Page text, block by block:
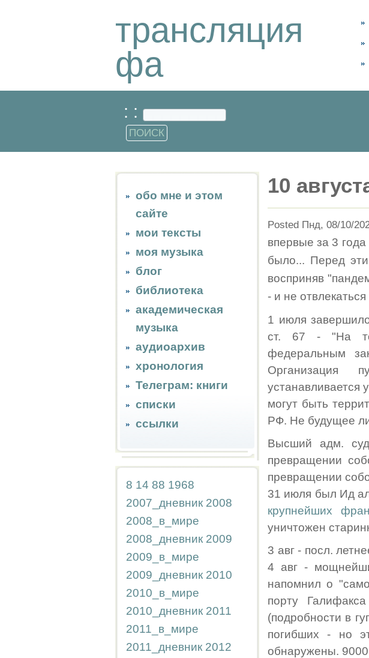
трансляция
фа
: :
обо мне и этом
сайте
мои тексты
моя музыка
блог
библиотека
академическая
музыка
аудиоархив
хронология
Телеграм: книги
списки
ссылки
8 14 88 1968
2007_дневник 2008
2008_в_мире
2008_дневник 2009
2009_в_мире
2009_дневник 2010
2010_в_мире
2010_дневник 2011
2011_в_мире
2011_дневник 2012
10
Posted Пнд, 08/10/
впервые за 3
было... Перед
восприняв
- и не
1 июля
ст. 67 - "На
федеральным
Организация
устанавливается
могут быть
РФ. Не будущее
Высший адм.
превращении
превращении
31 июля был Ид
крупнейших
уничтожен
3 авг - посл.
4 авг -
напомнил о
порту
(подробности в
погибших - но
обнаружены.